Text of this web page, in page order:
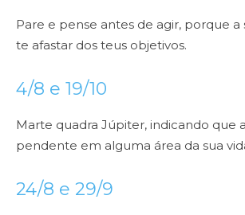
Pare e pense antes de agir, porque a
te afastar dos teus objetivos.
4/8 e 19/10
Marte quadra Júpiter, indicando que
pendente em alguma área da sua
24/8 e 29/9